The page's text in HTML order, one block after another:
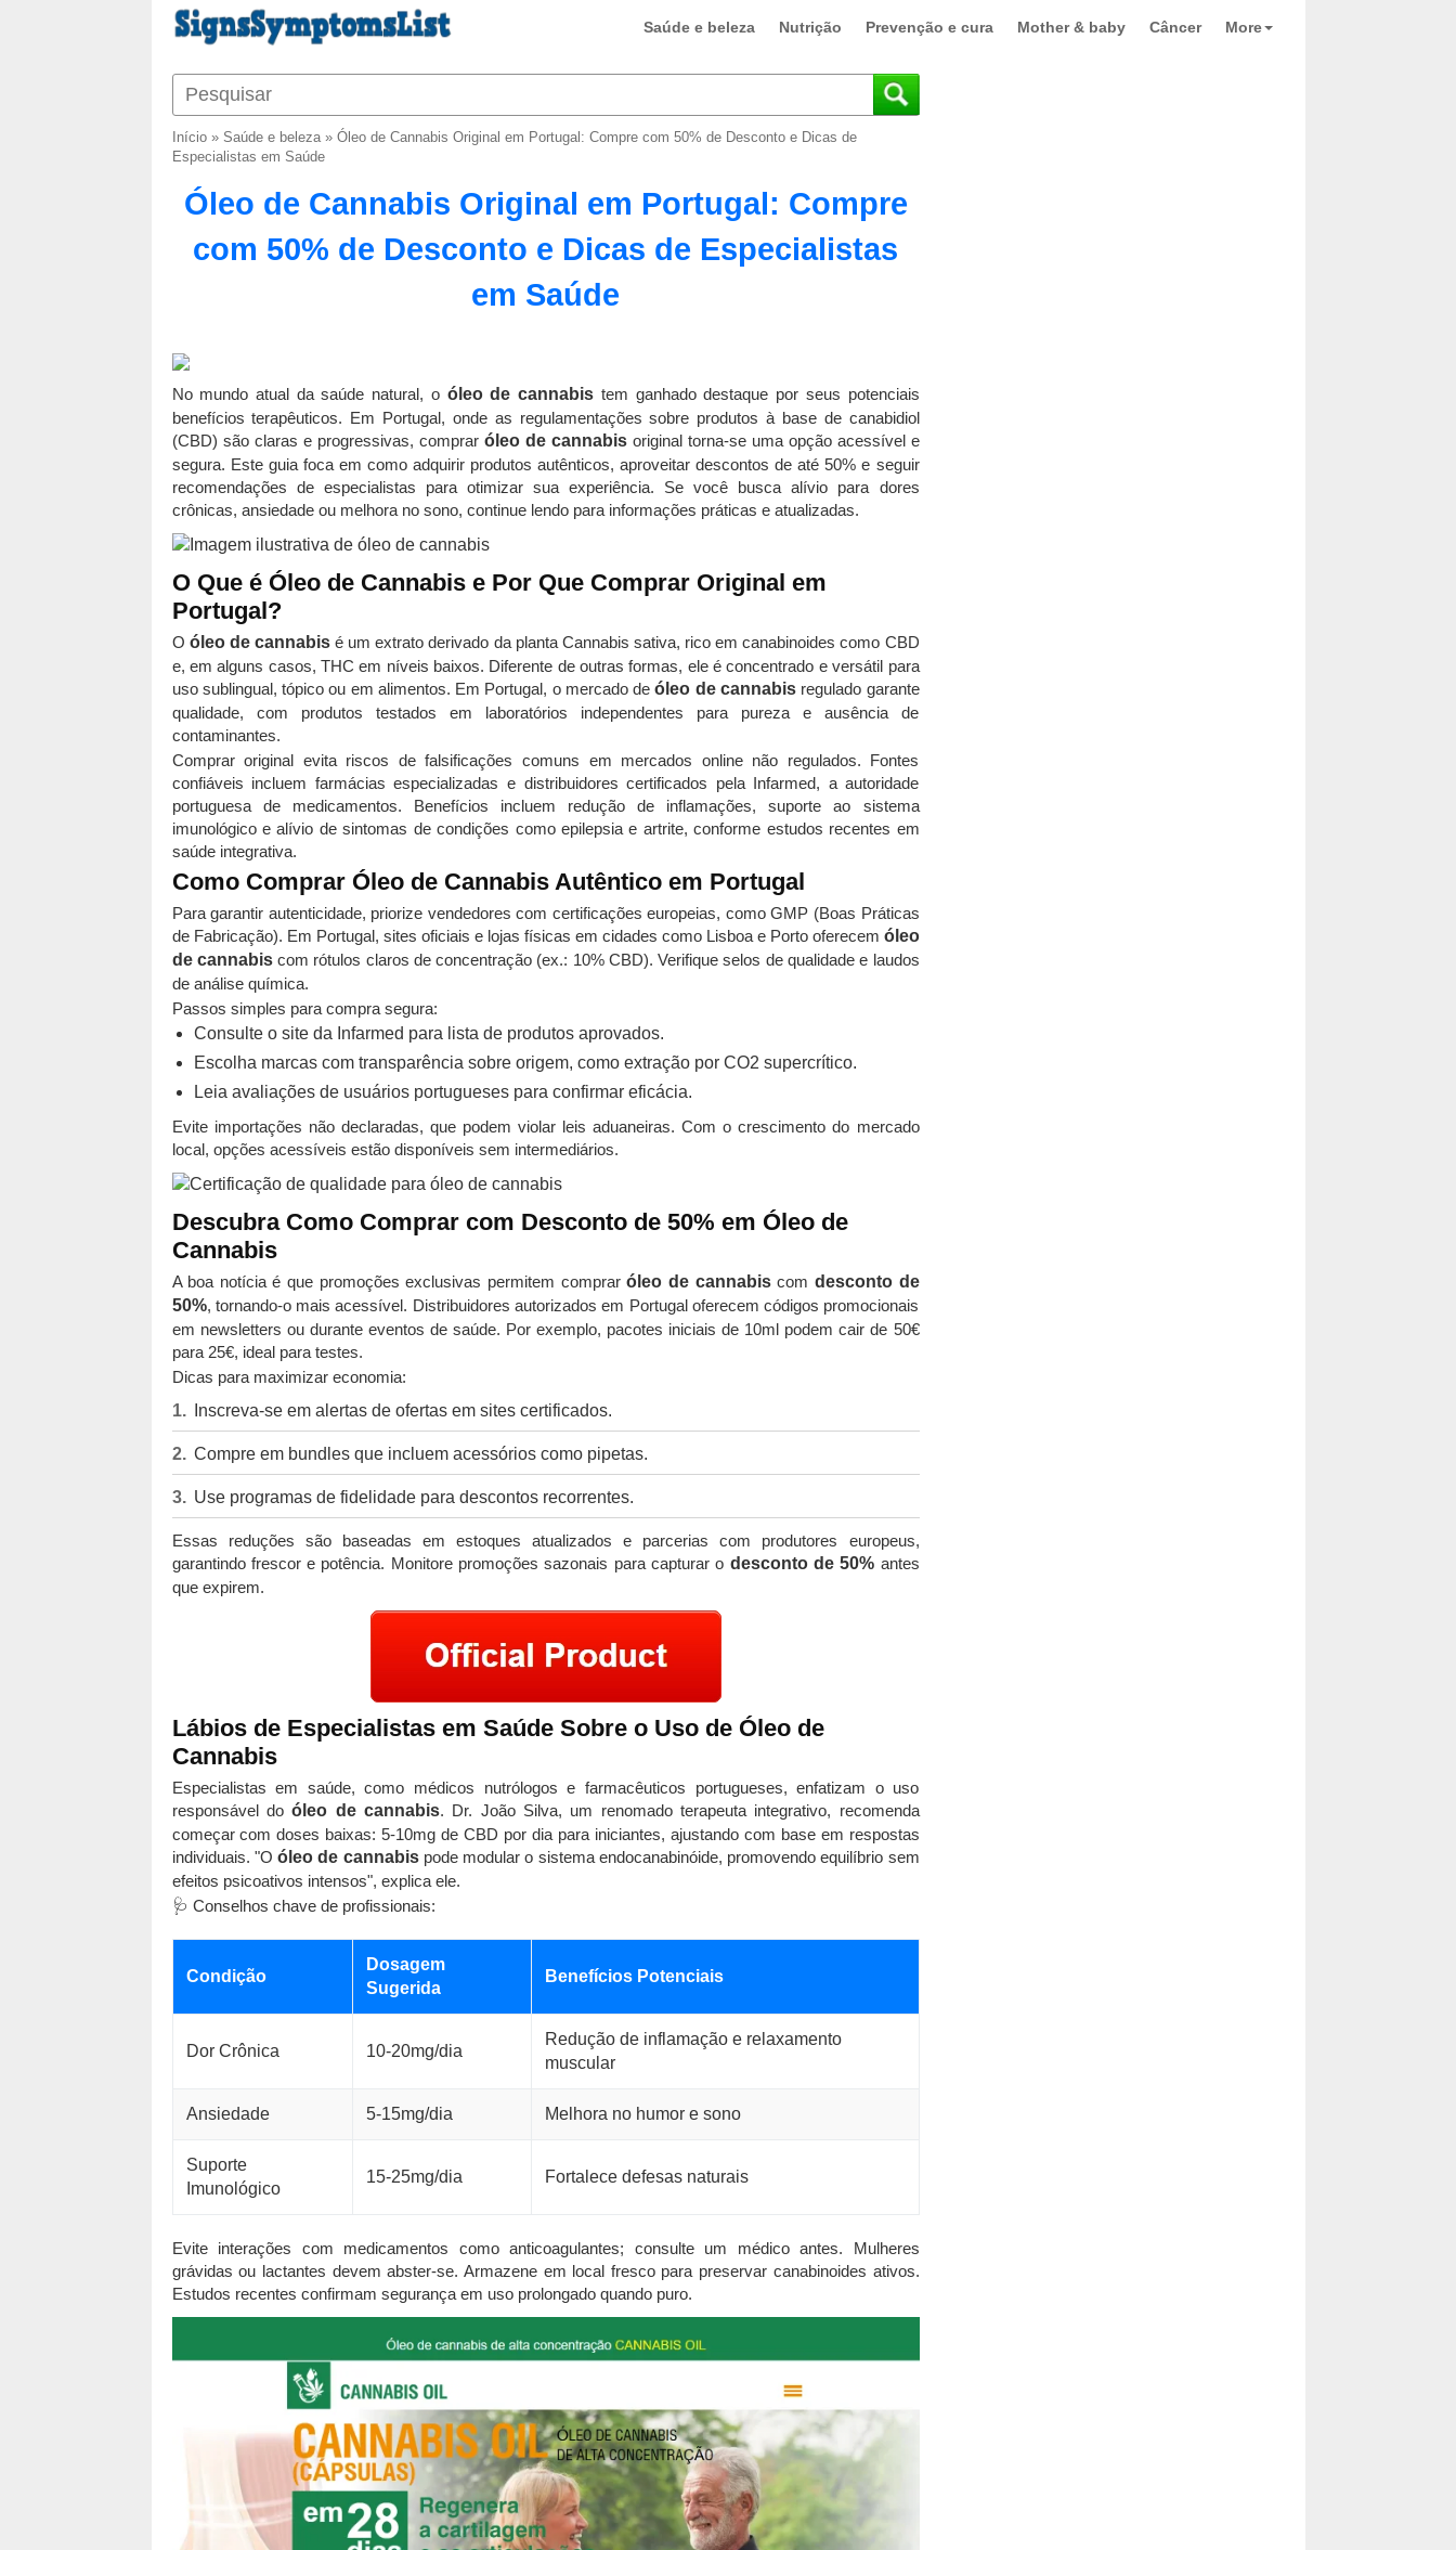
Saúde e beleza Nutrição Prevenção e cura Mother & baby Câncer More
Início» Saúde e beleza» Óleo de Cannabis Original em Portugal: Compre com 50% de Desconto e Dicas de
Especialistas em Saúde
Óleo de Cannabis Original em Portugal: Compre
com 50% de Desconto e Dicas de Especialistas
em Saúde
No mundo atual da saúde natural, o óleo de cannabis tem ganhado destaque por seus potenciais
benefícios terapêuticos. Em Portugal, onde as regulamentações sobre produtos à base de canabidiol
(CBD) são claras e progressivas, comprar óleo de cannabisoriginal torna-se uma opção acessível e
segura. Este guia foca em como adquirir produtos autênticos, aproveitar descontos de até 50% e seguir
recomendações de especialistas para otimizar sua experiência. Se você busca alívio para dores
crônicas, ansiedade ou melhora no sono, continue lendo para informações práticas e atualizadas.
O Que é Óleo de Cannabis e Por Que Comprar Original em
Portugal?
O óleo de cannabisé um extrato derivado da planta Cannabis sativa, rico em canabinoides como CBD
e, em alguns casos, THC em níveis baixos. Diferente de outras formas, ele é concentrado e versátil para
uso sublingual, tópico ou em alimentos. Em Portugal, o mercado deóleo de cannabisregulado garante
qualidade, com produtos testados em laboratórios independentes para pureza e ausência de
contaminantes.
Comprar original evita riscos de falsificações comuns em mercados online não regulados. Fontes
confiáveis incluem farmácias especializadas e distribuidores certificados pela Infarmed, a autoridade
portuguesa de medicamentos. Benefícios incluem redução de inflamações, suporte ao sistema
imunológico e alívio de sintomas de condições como epilepsia e artrite, conforme estudos recentes em
saúde integrativa.
Como Comprar Óleo de Cannabis Autêntico em Portugal
Para garantir autenticidade, priorize vendedores com certificações europeias, como GMP (Boas Práticas
de Fabricação). Em Portugal, sites oficiais e lojas físicas em cidades como Lisboa e Porto oferecem óleo
de cannabiscom rótulos claros de concentração (ex.: 10% CBD). Verifique selos de qualidade e laudos
de análise química.
Passos simples para compra segura:
Consulte o site da Infarmed para lista de produtos aprovados.
Escolha marcas com transparência sobre origem, como extração por CO2 supercrítico.
Leia avaliações de usuários portugueses para confirmar eficácia.
Evite importações não declaradas, que podem violar leis aduaneiras. Com o crescimento do mercado
local, opções acessíveis estão disponíveis sem intermediários.
Descubra Como Comprar com Desconto de 50% em Óleo de
Cannabis
A boa notícia é que promoções exclusivas permitem compraróleo de cannabiscom desconto de
50%, tornando-o mais acessível. Distribuidores autorizados em Portugal oferecem códigos promocionais
em newsletters ou durante eventos de saúde. Por exemplo, pacotes iniciais de 10ml podem cair de 50€
para 25€, ideal para testes.
Dicas para maximizar economia:
Inscreva-se em alertas de ofertas em sites certificados.
Compre em bundles que incluem acessórios como pipetas.
Use programas de fidelidade para descontos recorrentes.
Essas reduções são baseadas em estoques atualizados e parcerias com produtores europeus,
garantindo frescor e potência. Monitore promoções sazonais para capturar o desconto de 50% antes
que expirem.
Lábios de Especialistas em Saúde Sobre o Uso de Óleo de
Cannabis
Especialistas em saúde, como médicos nutrólogos e farmacêuticos portugueses, enfatizam o uso
responsável doóleo de cannabis. Dr. João Silva, um renomado terapeuta integrativo, recomenda
começar com doses baixas: 5-10mg de CBD por dia para iniciantes, ajustando com base em respostas
individuais. "O óleo de cannabispode modular o sistema endocanabinóide, promovendo equilíbrio sem
efeitos psicoativos intensos", explica ele.
🩺 Conselhos chave de profissionais:
Condição
Dosagem
Sugerida
Benefícios Potenciais
Dor Crônica 10-20mg/dia
Redução de inflamação e relaxamento
muscular
Ansiedade 5-15mg/dia Melhora no humor e sono
Suporte
Imunológico
15-25mg/dia Fortalece defesas naturais
Evite interações com medicamentos como anticoagulantes; consulte um médico antes. Mulheres
grávidas ou lactantes devem abster-se. Armazene em local fresco para preservar canabinoides ativos.
Estudos recentes confirmam segurança em uso prolongado quando puro.